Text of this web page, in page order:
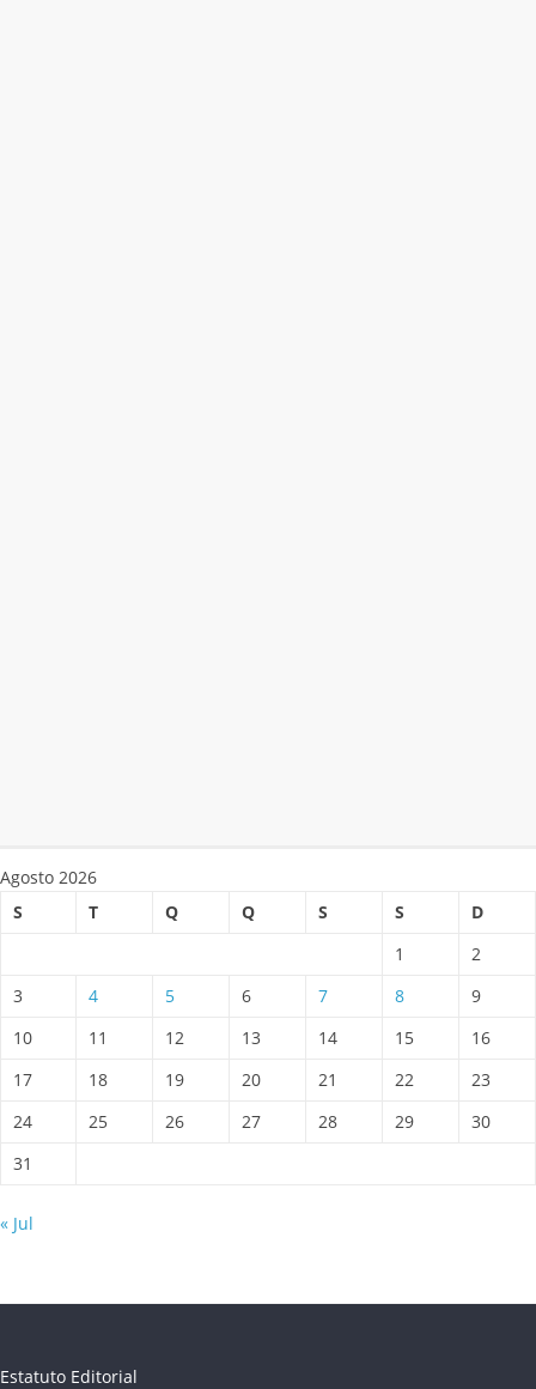
Agosto 2026
S
T Q Q S S
D
1
2
3
4 5 6 7 8
9
10
11 12 13 14 15
16
17
18 19 20 21 22
23
24
25 26 27 28 29
30
31
« Jul
Estatuto Editorial